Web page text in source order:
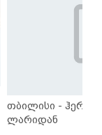
თბილისი -
ლარიდან